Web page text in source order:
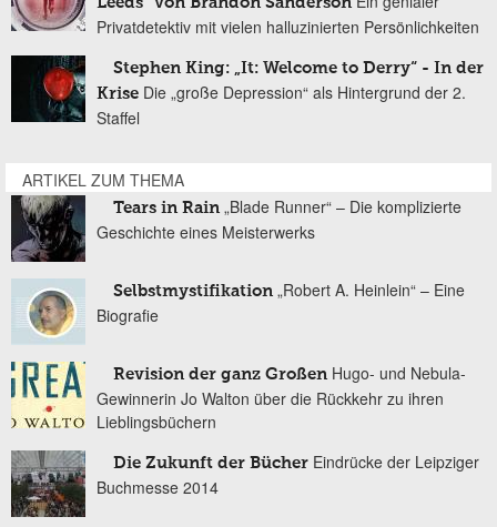
Privatdetektiv mit vielen halluzinierten Persönlichkeiten
Stephen King: „It: Welcome to Derry“ - In der
Krise Die „große Depression“ als Hintergrund der 2.
Staffel
ARTIKEL ZUM THEMA
Tears in Rain „Blade Runner“ – Die komplizierte
Geschichte eines Meisterwerks
Selbstmystifikation „Robert A. Heinlein“ – Eine
Biografie
Revision der ganz Großen Hugo- und Nebula-
Gewinnerin Jo Walton über die Rückkehr zu ihren
Lieblingsbüchern
Die Zukunft der Bücher Eindrücke der Leipziger
Buchmesse 2014